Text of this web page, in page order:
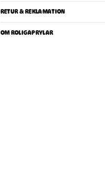
RETUR & REKLAMATION
OM ROLIGAPRYLAR